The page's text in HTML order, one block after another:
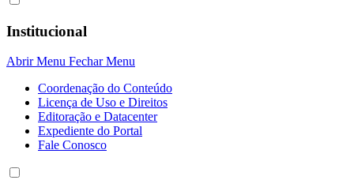
Institucional
Abrir Menu Fechar Menu
Coordenação do Conteúdo
Licença de Uso e Direitos
Editoração e Datacenter
Expediente do Portal
Fale Conosco